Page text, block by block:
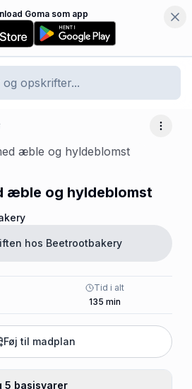
Goma som app
Flere
æble og hyldeblomst
hos Beetrootbakery
Tid i alt
135 min
Føj til madplan
5 basisvarer